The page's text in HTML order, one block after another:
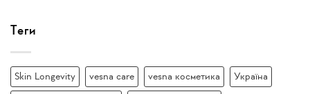
Теги
Skin Longevity vesna care vesna косметика Україна